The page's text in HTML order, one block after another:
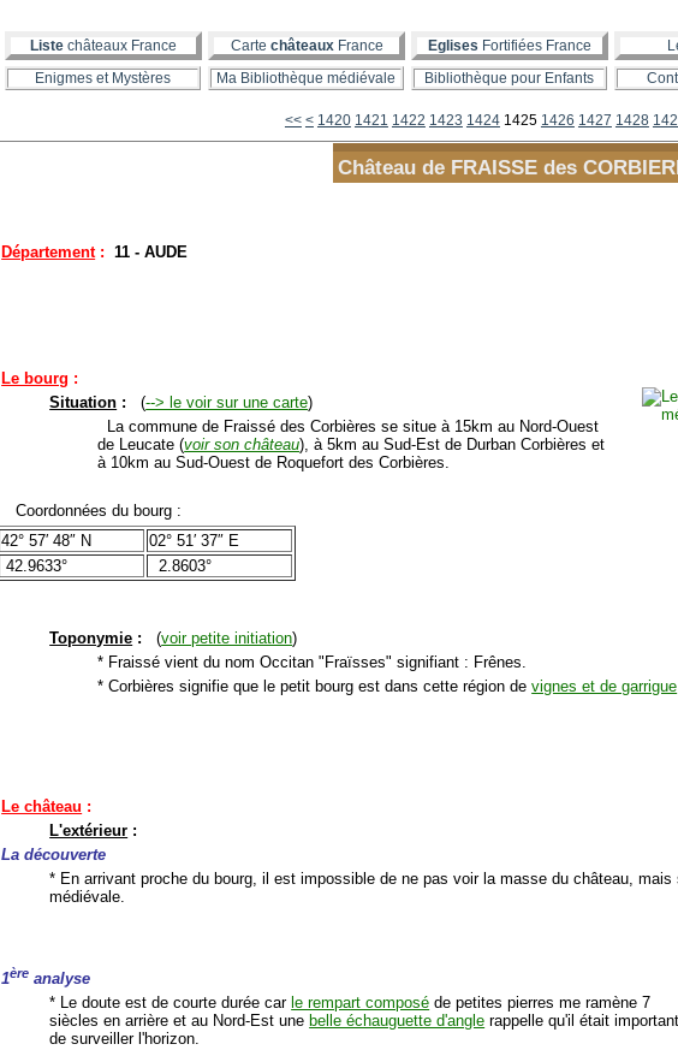
Liste châteaux France Carte châteauxFrance Eglises Fortifiées France
Enigmes et Mystères Ma Bibliothèque médiévale Bibliothèque pour Enfants
<< < 1400
1410
1420 1421 1422 1423 1424 1425 1426 1427 1428
Château de FRAISSE des
Département: 11 - AUDE
Le bourg :
Situation : (--> le voir sur une carte)
La commune de Fraissé des Corbières se situe à 15km au Nord-Ouest
de Leucate (voir son château), à 5km au Sud-Est de Durban Corbières et
à 10km au Sud-Ouest de Roquefort des Corbières.
Coordonnées du bourg :
42° 57′ 48″ N
02° 51′ 37″ E
42.9633°
2.8603°
Toponymie : (voir petite initiation)
* Fraissé vient du nom Occitan "Fraïsses" signifiant : Frênes.
* Corbières signifie que le petit bourg est dans cette région devignes et de garrigue
Le château :
L'extérieur :
La découverte
* En arrivant proche du bourg, il est impossible de ne pas voir la masse du château,
médiévale.
1ère analyse
* Le doute est de courte durée car le rempart composé de petites pierres me ramène 7
siècles en arrière et au Nord-Est une belle échauguette d'angle rappelle qu'il était important
de surveiller l'horizon.